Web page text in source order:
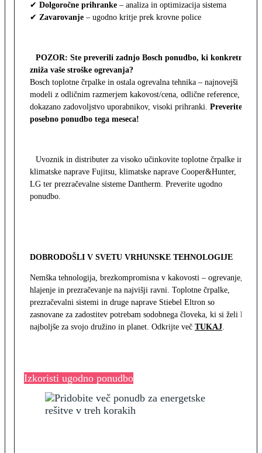
✔ Dolgoročne prihranke – analiza in optimizacija sistema
✔ Zavarovanje – ugodno kritje prek krovne police
POZOR: Ste preverili zadnjo Bosch ponudbo, ki konkretno
zniža vaše stroške ogrevanja?
Bosch toplotne črpalke in ostala ogrevalna tehnika – najnovejši
modeli z odličnim razmerjem kakovost/cena, odlične reference,
dokazano zadovoljstvo uporabnikov, visoki prihranki. Preverite
posebno ponudbo tega meseca!
Uvoznik in distributer za visoko učinkovite toplotne črpalke in
klimatske naprave Fujitsu, klimatske naprave Cooper&Hunter,
LG ter prezračevalne sisteme Dantherm. Preverite ugodno
ponudbo.
DOBRODOŠLI V SVETU VRHUNSKE TEHNOLOGIJE
Nemška tehnologija, brezkompromisna v kakovosti – ogrevanje,
hlajenje in prezračevanje na najvišji ravni. Toplotne črpalke,
prezračevalni sistemi in druge naprave Stiebel Eltron so
zasnovane za zadostitev potrebam sodobnega človeka, ki si želi le
najboljše za svojo družino in planet. Odkrijte več TUKAJ.
Izkoristi ugodno ponudbo